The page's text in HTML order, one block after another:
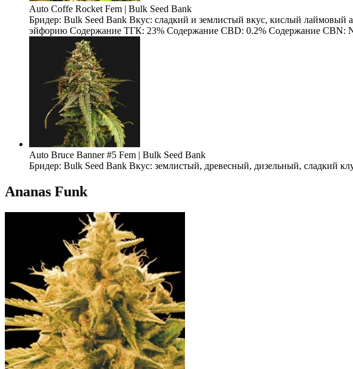
Auto Coffe Rocket Fem | Bulk Seed Bank
Бридер: Bulk Seed Bank Вкус: сладкий и землистый вкус, кислый лаймовый
эйфорию Содержание ТГК: 23% Содержание CBD: 0.2% Содержание CBN:
Auto Bruce Banner #5 Fem | Bulk Seed Bank
Бридер: Bulk Seed Bank Вкус: землистый, древесный, дизельный, сладкий
Ananas Funk